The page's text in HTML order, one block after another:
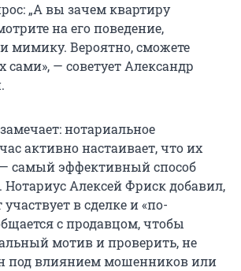
„А вы зачем квартиру
на его поведение,
мимику. Вероятно, сможете
сами», — советует Александр
нотариальное
активно настаивает, что их
— самый эффективный способ
Алексей Фриск добавил,
в сделке и «по-
с продавцом, чтобы
мотив и проверить, не
под влиянием мошенников или